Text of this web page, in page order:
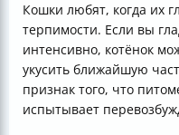
Кошки любят, когда их
терпимости. Если вы
интенсивно, котёнок
укусить ближайшую
признак того, что
испытывает